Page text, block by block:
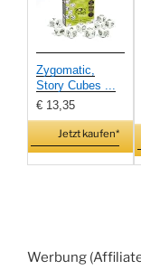
Zygomatic,
Story Cubes ...
€ 13,35
Jetzt kaufen*
Werbung